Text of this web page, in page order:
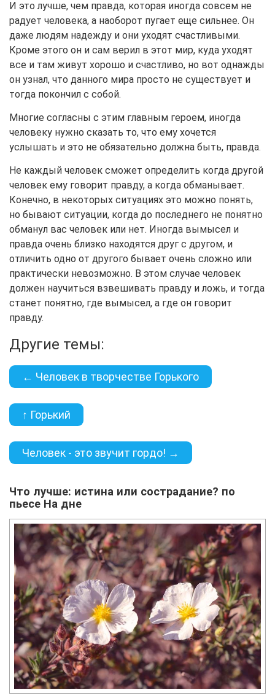
И это лучше, чем правда, которая иногда совсем не
радует человека, а наоборот пугает еще сильнее. Он
даже людям надежду и они уходят счастливыми.
Кроме этого он и сам верил в этот мир, куда уходят
все и там живут хорошо и счастливо, но вот однажды
он узнал, что данного мира просто не существует и
тогда покончил с собой.
Многие согласны с этим главным героем, иногда
человеку нужно сказать то, что ему хочется
услышать и это не обязательно должна быть, правда.
Не каждый человек сможет определить когда другой
человек ему говорит правду, а когда обманывает.
Конечно, в некоторых ситуациях это можно понять,
но бывают ситуации, когда до последнего не понятно
обманул вас человек или нет. Иногда вымысел и
правда очень близко находятся друг с другом, и
отличить одно от другого бывает очень сложно или
практически невозможно. В этом случае человек
должен научиться взвешивать правду и ложь, и тогда
станет понятно, где вымысел, а где он говорит
правду.
Другие темы:
← Человек в творчестве Горького
↑ Горький
Человек - это звучит гордо! →
Что лучше: истина или сострадание? по
пьесе На дне